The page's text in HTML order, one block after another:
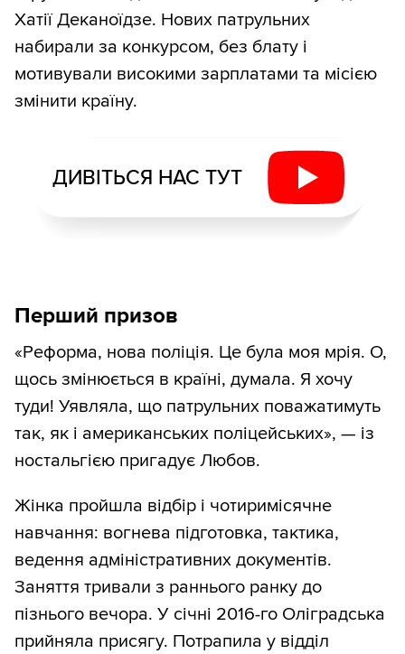
Хатії Деканоїдзе. Нових патрульних
набирали за конкурсом, без блату і
мотивували високими зарплатами та місією
змінити країну.
ДИВІТЬСЯ НАС ТУТ
Перший призов
«Реформа, нова поліція. Це була моя мрія. О,
щось змінюється в країні, думала. Я хочу
туди! Уявляла, що патрульних поважатимуть
так, як і американських поліцейських», — із
ностальгією пригадує Любов.
Жінка пройшла відбір і чотиримісячне
навчання: вогнева підготовка, тактика,
ведення адміністративних документів.
Заняття тривали з раннього ранку до
пізнього вечора. У січні 2016-го Оліградська
прийняла присягу. Потрапила у відділ